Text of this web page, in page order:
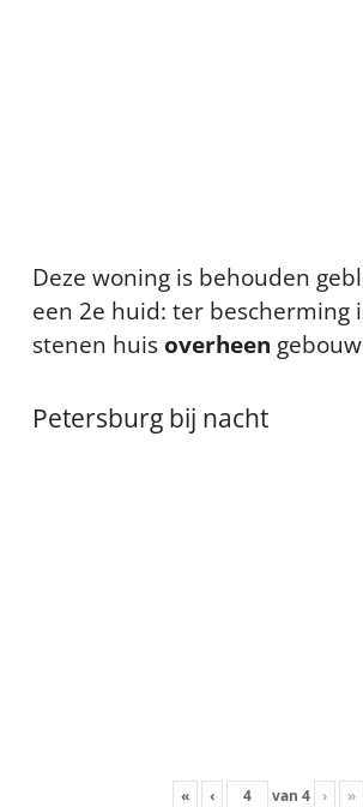
Deze woning is behouden
een 2e huid: ter bescherming
stenen huis overheen
Petersburg bij nacht
« ‹ van 4 › »